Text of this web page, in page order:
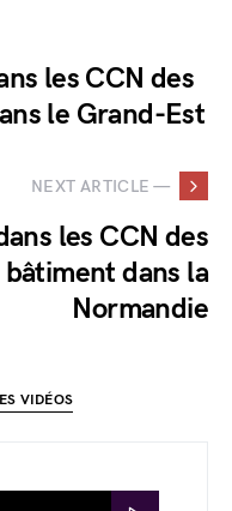
les CCN des
le Grand-Est
NEXT ARTICLE —
les CCN des
dans la
Normandie
VIDÉOS